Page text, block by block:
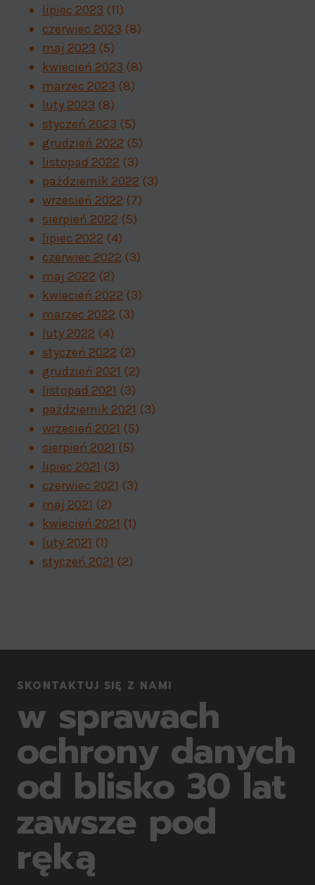
lipiec 2023 (11)
czerwiec 2023 (8)
maj 2023 (5)
kwiecień 2023 (8)
marzec 2023 (8)
luty 2023 (8)
styczeń 2023 (5)
grudzień 2022 (5)
listopad 2022 (3)
październik 2022 (3)
wrzesień 2022 (7)
sierpień 2022 (5)
lipiec 2022 (4)
czerwiec 2022 (3)
maj 2022 (2)
kwiecień 2022 (3)
marzec 2022 (3)
luty 2022 (4)
styczeń 2022 (2)
grudzień 2021 (2)
listopad 2021 (3)
październik 2021 (3)
wrzesień 2021 (5)
sierpień 2021 (5)
lipiec 2021 (3)
czerwiec 2021 (3)
maj 2021 (2)
kwiecień 2021 (1)
luty 2021 (1)
styczeń 2021 (2)
SKONTAKTUJ SIĘ Z NAMI
w sprawach
ochrony danych
od blisko 30 lat
zawsze pod
ręką